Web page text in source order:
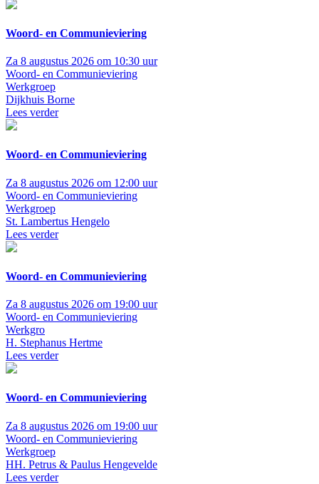
Woord- en Communieviering
Za 8 augustus 2026 om 10:30 uur
Woord- en Communieviering
Werkgroep
Dijkhuis Borne
Lees verder
Woord- en Communieviering
Za 8 augustus 2026 om 12:00 uur
Woord- en Communieviering
Werkgroep
St. Lambertus Hengelo
Lees verder
Woord- en Communieviering
Za 8 augustus 2026 om 19:00 uur
Woord- en Communieviering
Werkgro
H. Stephanus Hertme
Lees verder
Woord- en Communieviering
Za 8 augustus 2026 om 19:00 uur
Woord- en Communieviering
Werkgroep
HH. Petrus & Paulus Hengevelde
Lees verder